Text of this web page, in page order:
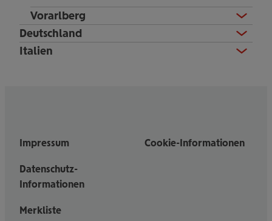
Vorarlberg
Deutschland
Italien
Impressum
Datenschutz-
Informationen
Cookie-Informationen
Merkliste